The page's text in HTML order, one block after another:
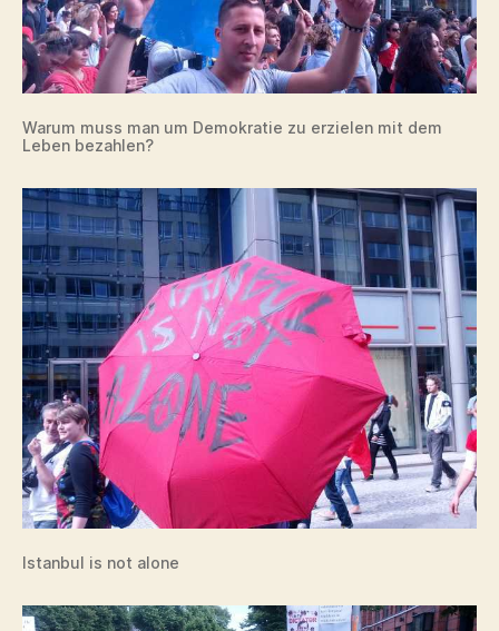
Warum muss man um Demokratie zu erzielen mit dem
Leben bezahlen?
Istanbul is not alone